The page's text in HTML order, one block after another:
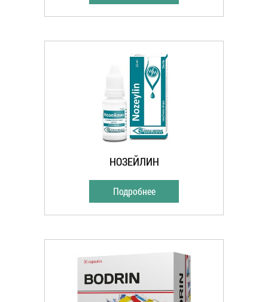
НОЗЕЙЛИН
Подробнее